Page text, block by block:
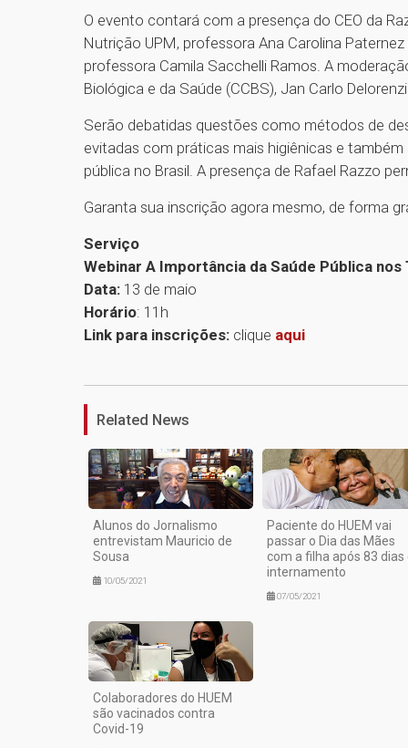
O evento contará com a presença do CEO da
Nutrição UPM, professora Ana Carolina
professora Camila Sacchelli Ramos. A
Biológica e da Saúde (CCBS), Jan Carlo
Serão debatidas questões como métodos de
evitadas com práticas mais higiênicas e
pública no Brasil. A presença de Rafael Razzo
Garanta sua inscrição agora mesmo, de forma
Serviço
Webinar A Importância da Saúde Pública
Data: 13 de maio
Horário: 11h
Link para inscrições: clique aqui
Related News
Alunos do Jornalismo
entrevistam Mauricio de
Sousa
10/05/2021
Paciente do HUEM vai
passar o Dia das Mães
com a filha após 83 dias
internamento
07/05/2021
Colaboradores do HUEM
são vacinados contra
Covid-19